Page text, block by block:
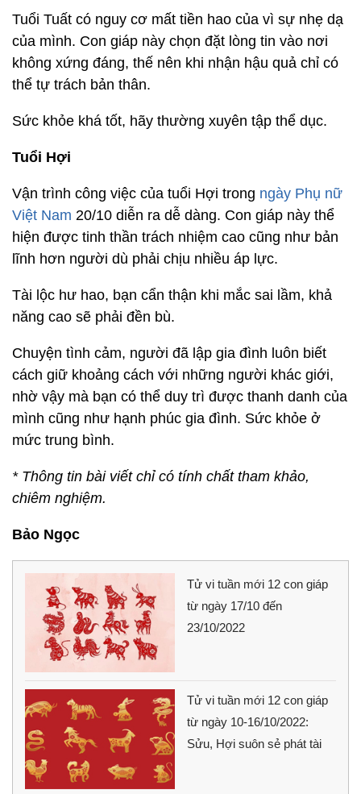
Tuổi Tuất có nguy cơ mất tiền hao của vì sự nhẹ dạ
của mình. Con giáp này chọn đặt lòng tin vào nơi
không xứng đáng, thế nên khi nhận hậu quả chỉ có
thể tự trách bản thân.
Sức khỏe khá tốt, hãy thường xuyên tập thể dục.
Tuổi Hợi
Vận trình công việc của tuổi Hợi trong ngày Phụ nữ
Việt Nam 20/10 diễn ra dễ dàng. Con giáp này thể
hiện được tinh thần trách nhiệm cao cũng như bản
lĩnh hơn người dù phải chịu nhiều áp lực.
Tài lộc hư hao, bạn cẩn thận khi mắc sai lầm, khả
năng cao sẽ phải đền bù.
Chuyện tình cảm, người đã lập gia đình luôn biết
cách giữ khoảng cách với những người khác giới,
nhờ vậy mà bạn có thể duy trì được thanh danh của
mình cũng như hạnh phúc gia đình. Sức khỏe ở
mức trung bình.
* Thông tin bài viết chỉ có tính chất tham khảo,
chiêm nghiệm.
Bảo Ngọc
Tử vi tuần mới 12 con giáp
từ ngày 17/10 đến
23/10/2022
Tử vi tuần mới 12 con giáp
từ ngày 10-16/10/2022:
Sửu, Hợi suôn sẻ phát tài